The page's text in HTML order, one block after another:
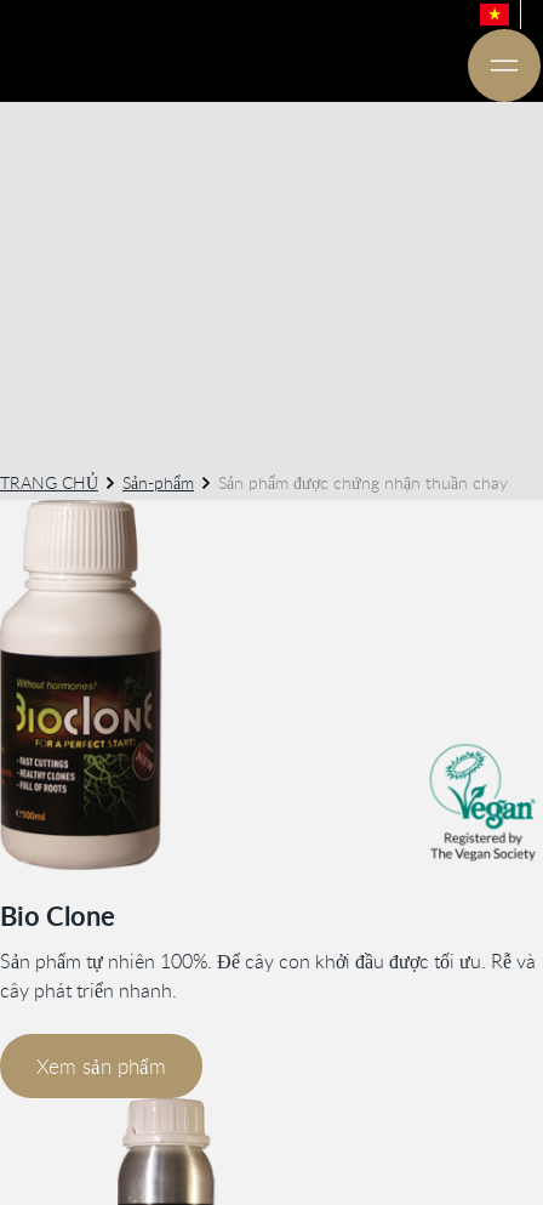
TRANG CHỦ Sản-phẩm Sản phẩm được chứng nhận thuần chay
Bio Clone
Sản phẩm tự nhiên 100%. Để cây con khởi đầu được tối ưu. Rễ và
cây phát triển nhanh.
Xem sản phẩm